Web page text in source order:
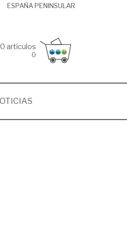
ESPAÑA PENINSULAR
0 artículos
0